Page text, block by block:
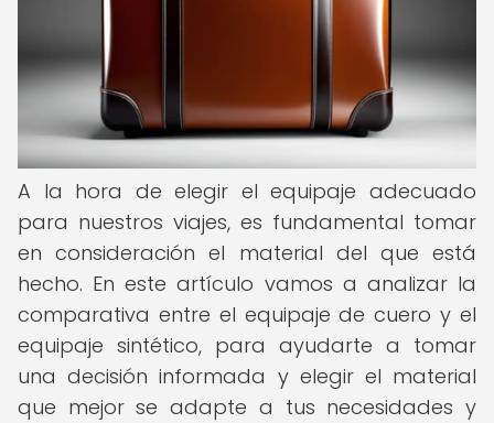
A la hora de elegir el equipaje adecuado
para nuestros viajes, es fundamental tomar
en consideración el material del que está
hecho. En este artículo vamos a analizar la
comparativa entre el equipaje de cuero y el
equipaje sintético, para ayudarte a tomar
una decisión informada y elegir el material
que mejor se adapte a tus necesidades y